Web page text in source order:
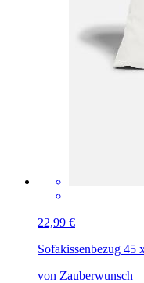
22,99 €
Sofakissenbezug 45
von Zauberwunsch